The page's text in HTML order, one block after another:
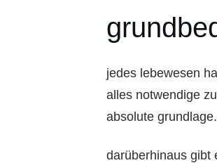
jedes lebewesen
alles notwendige
absolute grundlage.
darüberhinaus gibt